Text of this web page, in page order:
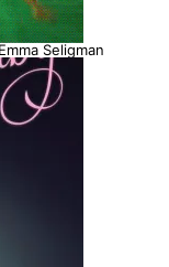
Seligman